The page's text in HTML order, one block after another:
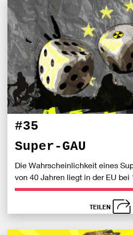
schließen
#35
Super-GAU
Die Wahrscheinlichkeit eines
von 40 Jahren liegt in der EU bei
TEILEN